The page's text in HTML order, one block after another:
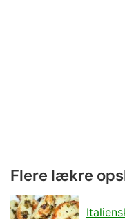
Flere lækre